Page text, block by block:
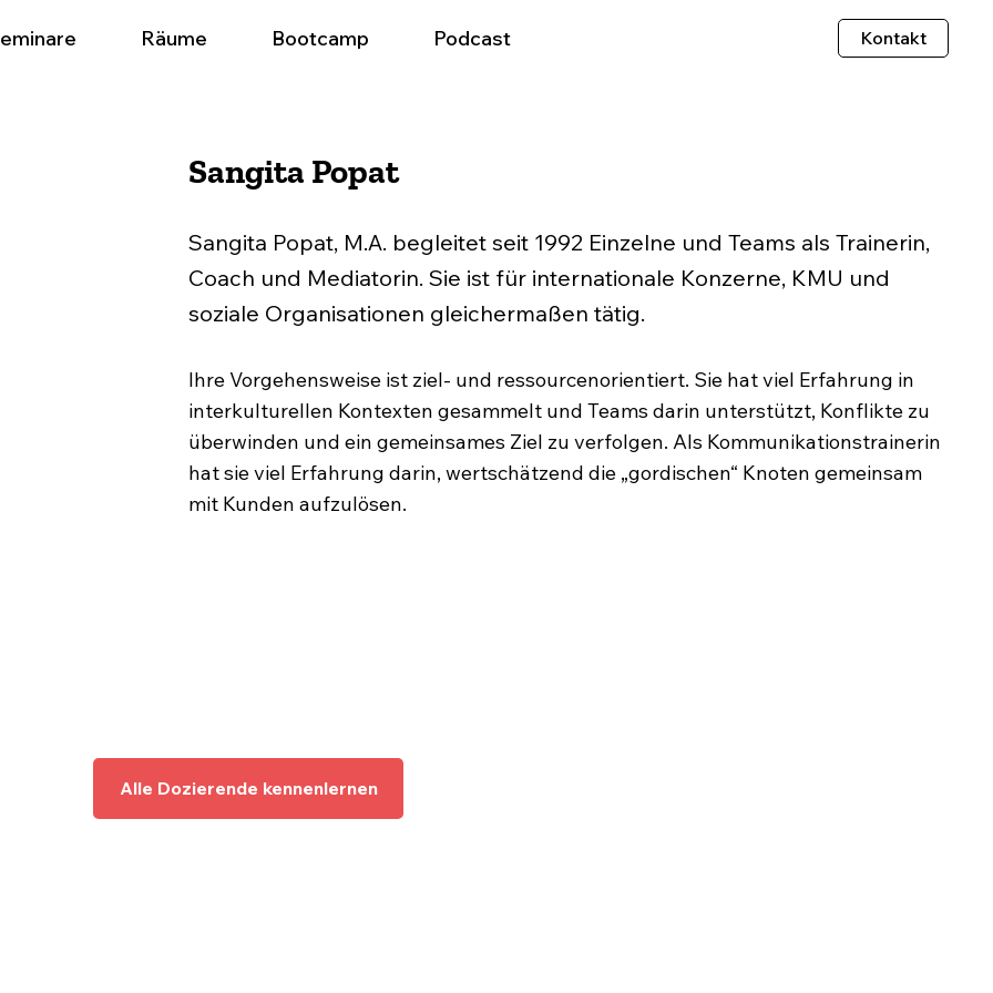
Räume Bootcamp Podcast Kontakt
Sangita Popat
Sangita Popat, M.A. begleitet seit 1992 Einzelne und Teams als Trainerin,
Coach und Mediatorin. Sie ist für internationale Konzerne, KMU und
soziale Organisationen gleichermaßen tätig.
Ihre Vorgehensweise ist ziel- und ressourcenorientiert. Sie hat viel Erfahrung in
interkulturellen Kontexten gesammelt und Teams darin unterstützt, Konflikte zu
überwinden und ein gemeinsames Ziel zu verfolgen. Als Kommunikationstrainerin
hat sie viel Erfahrung darin, wertschätzend die „gordischen“ Knoten gemeinsam
mit Kunden aufzulösen.
Alle Dozierende kennenlernen